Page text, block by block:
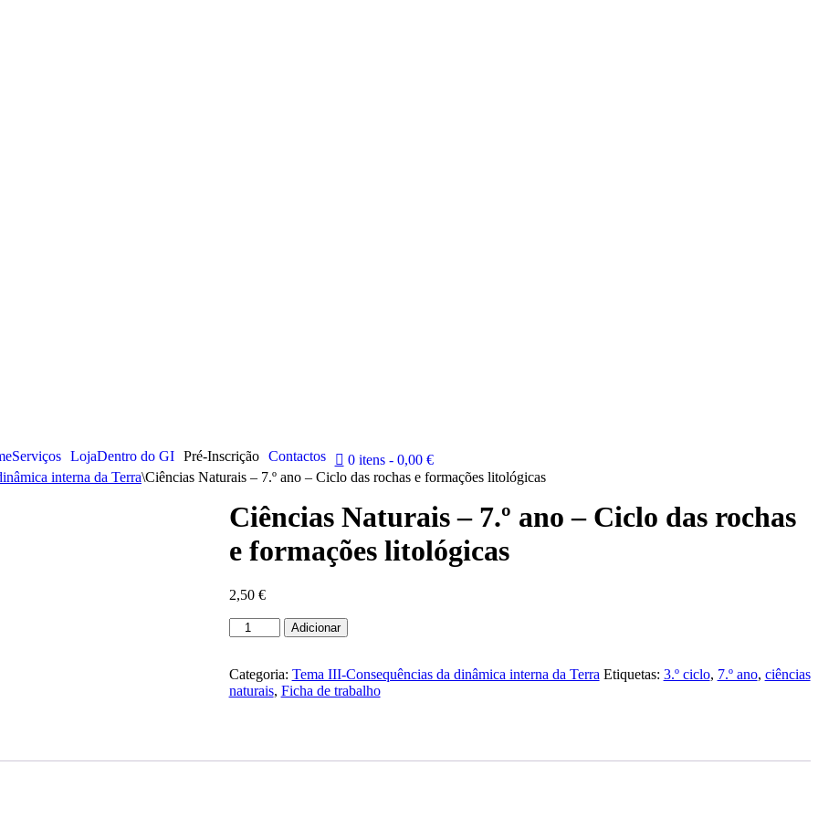
Serviços LojaDentro do GI Pré-Inscrição Contactos 0 itens
0,00 €
interna da Terra\Ciências Naturais – 7.º ano – Ciclo das rochas e formações litológicas
Ciências Naturais – 7.º ano – Ciclo das rochas
e formações litológicas
2,50 €
Quantidade
de
Naturais
-
Ciclo
Adicionar
Categoria: Tema III-Consequências da dinâmica interna da Terra Etiquetas: 3.º ciclo, 7.º ano, ciências
naturais, Ficha de trabalho